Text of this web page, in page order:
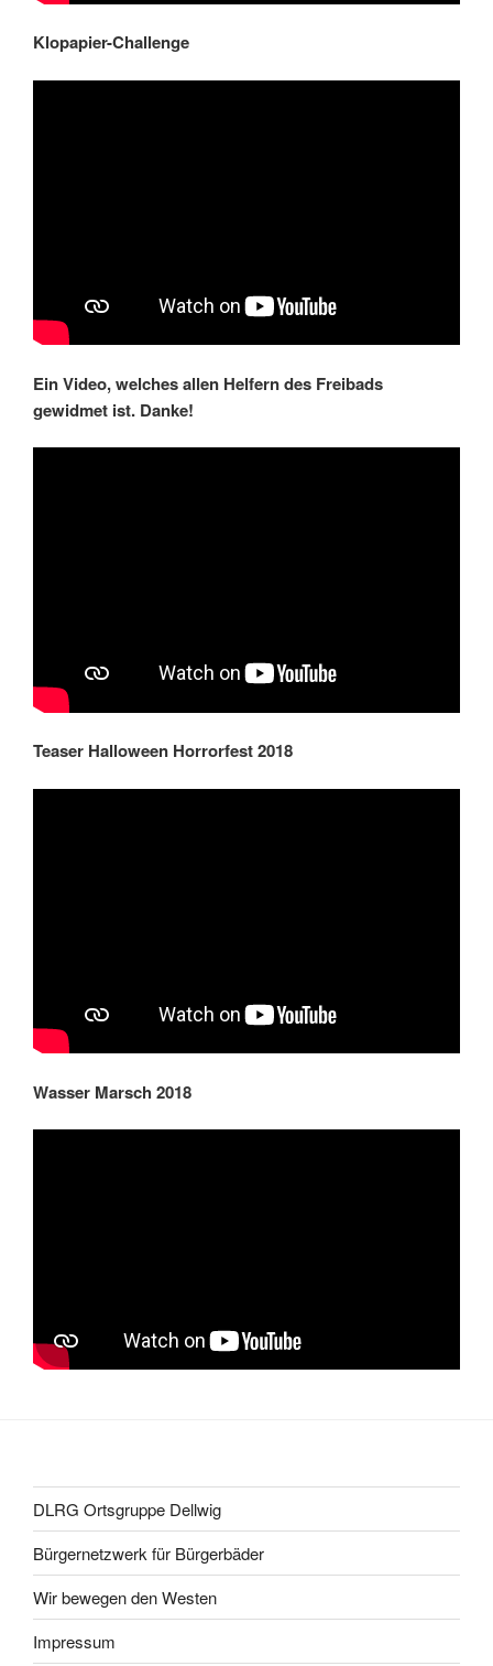
Klopapier-Challenge
Ein Video, welches allen Helfern des Freibads
gewidmet ist. Danke!
Teaser Halloween Horrorfest 2018
Wasser Marsch 2018
DLRG Ortsgruppe Dellwig
Bürgernetzwerk für Bürgerbäder
Wir bewegen den Westen
Impressum